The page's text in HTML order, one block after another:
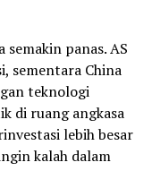
panas. AS
sementara China
teknologi
di ruang angkasa
lebih besar
kalah dalam